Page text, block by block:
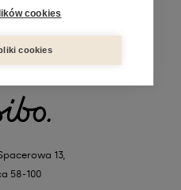
13,
58-100
cookies
cookies